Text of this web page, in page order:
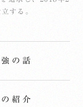
する。
の話
紹介